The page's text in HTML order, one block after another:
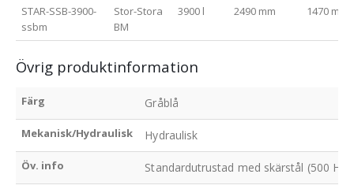
STAR-SSB-3900-
ssbm
Stor-Stora
BM
3900 l 2490 mm 1470 mm
Övrig produktinformation
Färg Gråblå
Mekanisk/Hydraulisk Hydraulisk
Öv. info Standardutrustad med skärstål (500